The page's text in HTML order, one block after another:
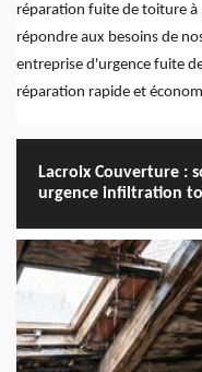
réparation fuite de toiture à
répondre aux besoins de
entreprise d'urgence fuite
réparation rapide et
Lacroix Couverture :
urgence infiltration